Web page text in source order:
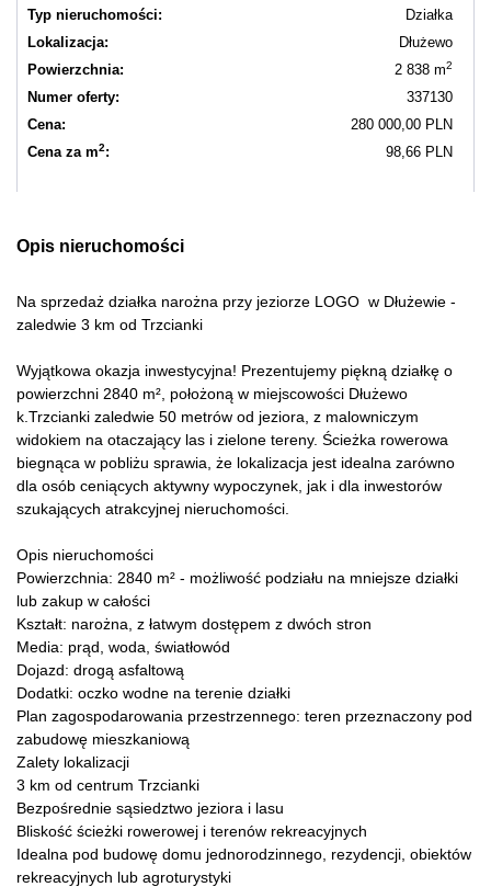
Typ nieruchomości:
Działka
Lokalizacja:
Dłużewo
Powierzchnia:
2 838 m2
Numer oferty:
337130
Cena:
280 000,00 PLN
Cena za m2: 98,66 PLN
Opis nieruchomości
Na sprzedaż działka narożna przy jeziorze LOGO w Dłużewie -
zaledwie 3 km od Trzcianki
Wyjątkowa okazja inwestycyjna! Prezentujemy piękną działkę o
powierzchni 2840 m², położoną w miejscowości Dłużewo
k.Trzcianki zaledwie 50 metrów od jeziora, z malowniczym
widokiem na otaczający las i zielone tereny. Ścieżka rowerowa
biegnąca w pobliżu sprawia, że lokalizacja jest idealna zarówno
dla osób ceniących aktywny wypoczynek, jak i dla inwestorów
szukających atrakcyjnej nieruchomości.
Opis nieruchomości
Powierzchnia: 2840 m² - możliwość podziału na mniejsze działki
lub zakup w całości
Kształt: narożna, z łatwym dostępem z dwóch stron
Media: prąd, woda, światłowód
Dojazd: drogą asfaltową
Dodatki: oczko wodne na terenie działki
Plan zagospodarowania przestrzennego: teren przeznaczony pod
zabudowę mieszkaniową
Zalety lokalizacji
3 km od centrum Trzcianki
Bezpośrednie sąsiedztwo jeziora i lasu
Bliskość ścieżki rowerowej i terenów rekreacyjnych
Idealna pod budowę domu jednorodzinnego, rezydencji, obiektów
rekreacyjnych lub agroturystyki